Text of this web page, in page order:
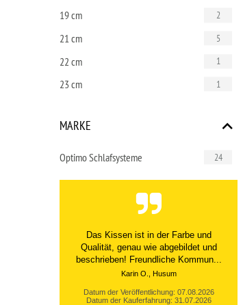
19 cm 2
21 cm 5
22 cm 1
23 cm 1
MARKE
Optimo Schlafsysteme 24
Das Kissen ist in der Farbe und
Qualität, genau wie abgebildet und
beschrieben! Freundliche Kommun...
Karin O., Husum
Datum der Veröffentlichung: 07.08.2026
Datum der Kauferfahrung: 31.07.2026